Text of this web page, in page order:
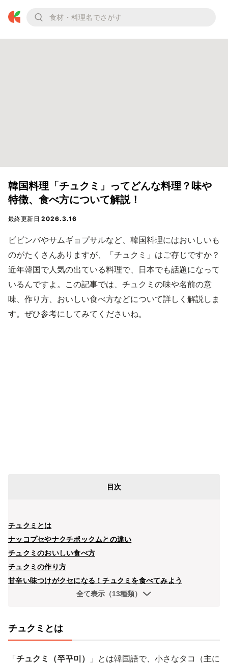
韓国料理「チュクミ」ってどんな料理？味や
特徴、食べ方について解説！
最終更新日2026.3.16
ビビンバやサムギョプサルなど、韓国料理にはおいしいも
のがたくさんありますが、「チュクミ」はご存じですか？
近年韓国で人気の出ている料理で、日本でも話題になって
いるんですよ。この記事では、チュクミの味や名前の意
味、作り方、おいしい食べ方などについて詳しく解説しま
す。ぜひ参考にしてみてくださいね。
目次
チュクミとは
ナッコプセやナクチポックムとの違い
チュクミのおいしい食べ方
チュクミの作り方
甘辛い味つけがクセになる！チュクミを食べてみよう
全て表示（13種類）
チュクミとは
「チュクミ（쭈꾸미）
」とは韓国語で、小さなタコ（主に